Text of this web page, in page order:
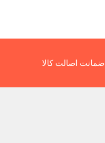
ضمانت اصالت کالا